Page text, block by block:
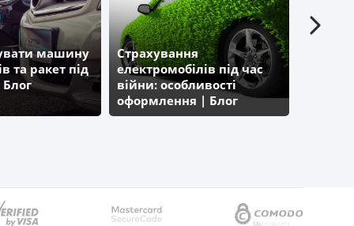
машину
та ракет під
Страхування
електромобілів під час
війни: особливості
оформлення | Блог
Parasol.ua